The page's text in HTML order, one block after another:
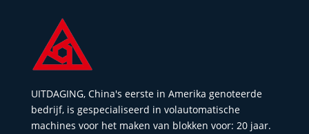
UITDAGING, China's eerste in Amerika genoteerde
bedrijf, is gespecialiseerd in volautomatische
machines voor het maken van blokken voor: 20 jaar.